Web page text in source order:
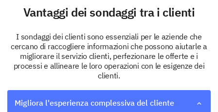
Vantaggi dei sondaggi tra i clienti
I sondaggi dei clienti sono essenziali per le aziende che
cercano di raccogliere informazioni che possono aiutarle a
migliorare il servizio clienti, perfezionare le offerte e i
processi e allineare le loro operazioni con le esigenze dei
clienti.
Migliora l'esperienza complessiva del cliente